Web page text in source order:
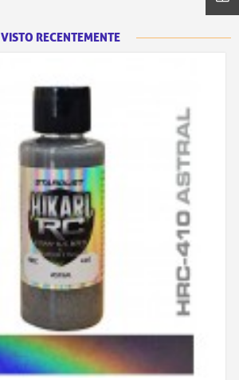
VISTO RECENTEMENTE